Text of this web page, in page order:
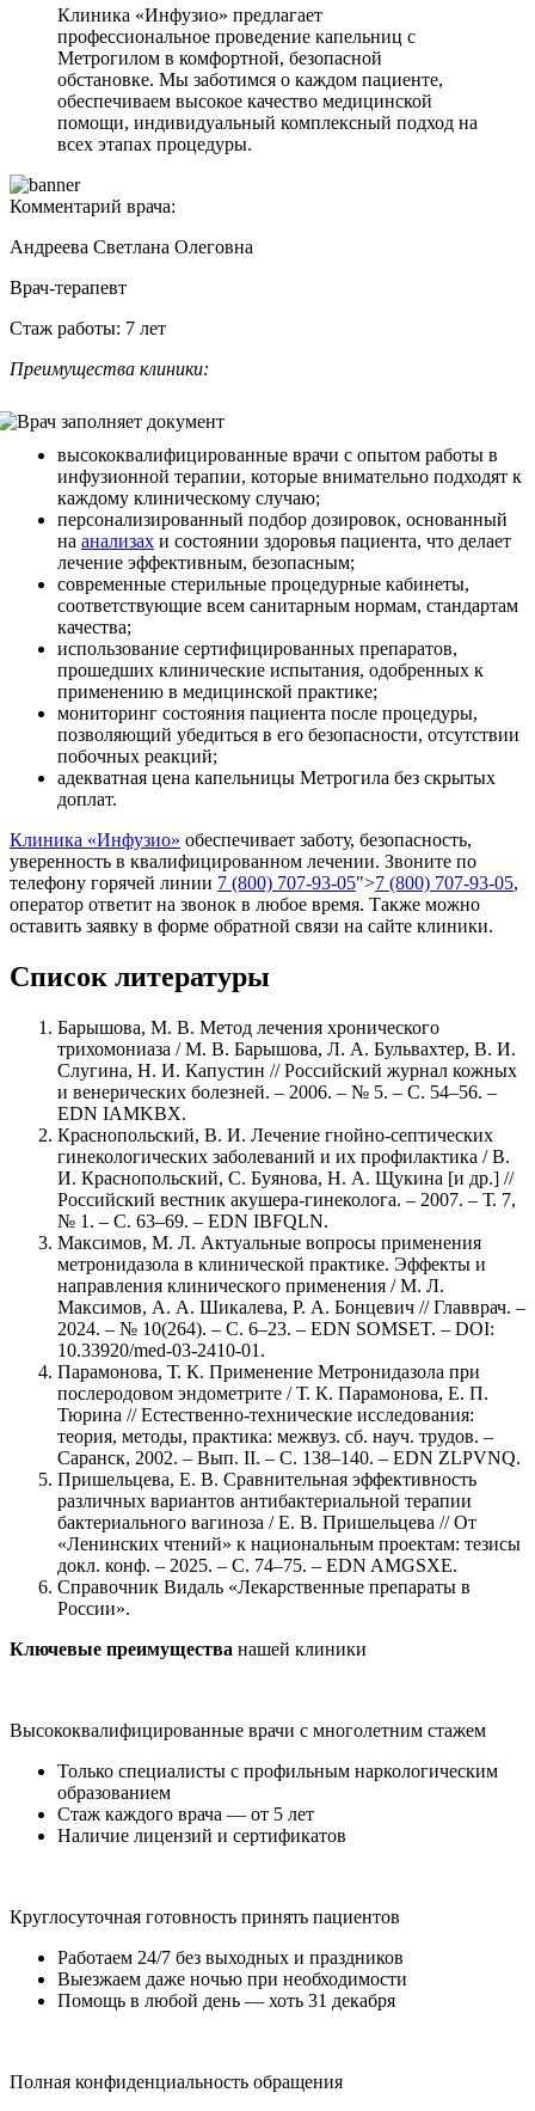
Клиника «Инфузио» предлагает
профессиональное проведение капельниц с
Метрогилом в комфортной, безопасной
обстановке. Мы заботимся о каждом пациенте,
обеспечиваем высокое качество медицинской
помощи, индивидуальный комплексный подход на
всех этапах процедуры.
Комментарий врача:
Андреева Светлана Олеговна
Врач-терапевт
Стаж работы: 7 лет
Преимущества клиники:
высококвалифицированные врачи с опытом работы в
инфузионной терапии, которые внимательно подходят к
каждому клиническому случаю;
персонализированный подбор дозировок, основанный
на анализах и состоянии здоровья пациента, что делает
лечение эффективным, безопасным;
современные стерильные процедурные кабинеты,
соответствующие всем санитарным нормам, стандартам
качества;
использование сертифицированных препаратов,
прошедших клинические испытания, одобренных к
применению в медицинской практике;
мониторинг состояния пациента после процедуры,
позволяющий убедиться в его безопасности, отсутствии
побочных реакций;
адекватная цена капельницы Метрогила без скрытых
доплат.
Клиника «Инфузио» обеспечивает заботу, безопасность,
уверенность в квалифицированном лечении. Звоните по
телефону горячей линии 7 (800) 707-93-05">7 (800) 707-93-05,
оператор ответит на звонок в любое время. Также можно
оставить заявку в форме обратной связи на сайте клиники.
Список литературы
Барышова, М. В. Метод лечения хронического
трихомониаза / М. В. Барышова, Л. А. Бульвахтер, В. И.
Слугина, Н. И. Капустин // Российский журнал кожных
и венерических болезней. – 2006. – № 5. – С. 54–56. –
EDN IAMKBX.
Краснопольский, В. И. Лечение гнойно-септических
гинекологических заболеваний и их профилактика / В.
И. Краснопольский, С. Буянова, Н. А. Щукина [и др.] //
Российский вестник акушера-гинеколога. – 2007. – Т. 7,
№ 1. – С. 63–69. – EDN IBFQLN.
Максимов, М. Л. Актуальные вопросы применения
метронидазола в клинической практике. Эффекты и
направления клинического применения / М. Л.
Максимов, А. А. Шикалева, Р. А. Бонцевич // Главврач. –
2024. – № 10(264). – С. 6–23. – EDN SOMSET. – DOI:
10.33920/med-03-2410-01.
Парамонова, Т. К. Применение Метронидазола при
послеродовом эндометрите / Т. К. Парамонова, Е. П.
Тюрина // Естественно-технические исследования:
теория, методы, практика: межвуз. сб. науч. трудов. –
Саранск, 2002. – Вып. II. – С. 138–140. – EDN ZLPVNQ.
Пришельцева, Е. В. Сравнительная эффективность
различных вариантов антибактериальной терапии
бактериального вагиноза / Е. В. Пришельцева // От
«Ленинских чтений» к национальным проектам: тезисы
докл. конф. – 2025. – С. 74–75. – EDN AMGSXE.
Справочник Видаль «Лекарственные препараты в
России».
Ключевые преимущества нашей клиники
Высококвалифицированные врачи с многолетним стажем
Только специалисты с профильным наркологическим
образованием
Стаж каждого врача — от 5 лет
Наличие лицензий и сертификатов
Круглосуточная готовность принять пациентов
Работаем 24/7 без выходных и праздников
Выезжаем даже ночью при необходимости
Помощь в любой день — хоть 31 декабря
Полная конфиденциальность обращения